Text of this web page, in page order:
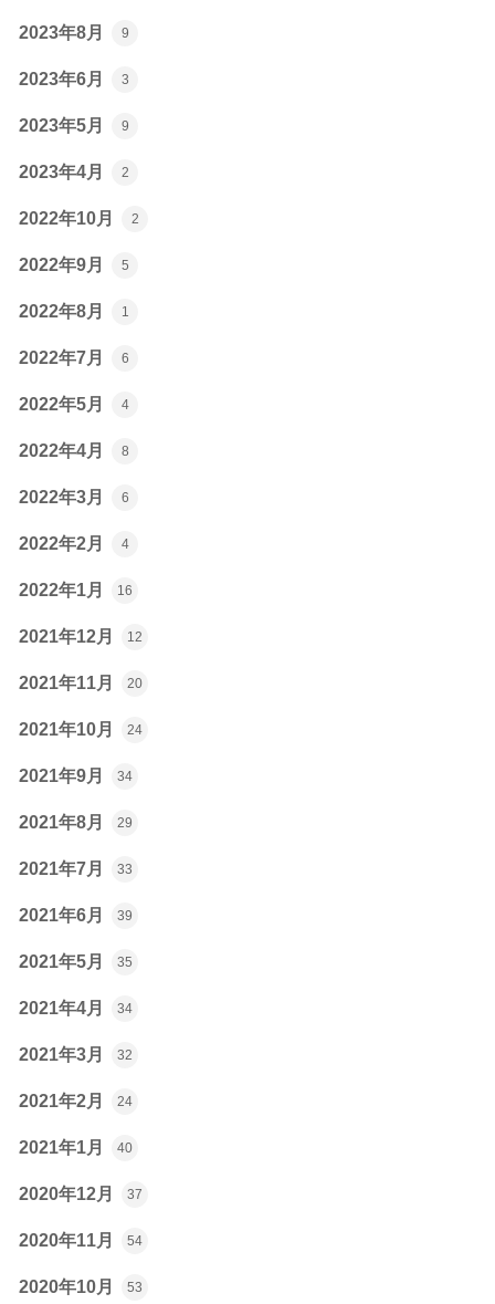
2023年8月 9
2023年6月 3
2023年5月 9
2023年4月 2
2022年10月 2
2022年9月 5
2022年8月 1
2022年7月 6
2022年5月 4
2022年4月 8
2022年3月 6
2022年2月 4
2022年1月 16
2021年12月 12
2021年11月 20
2021年10月 24
2021年9月 34
2021年8月 29
2021年7月 33
2021年6月 39
2021年5月 35
2021年4月 34
2021年3月 32
2021年2月 24
2021年1月 40
2020年12月 37
2020年11月 54
2020年10月 53